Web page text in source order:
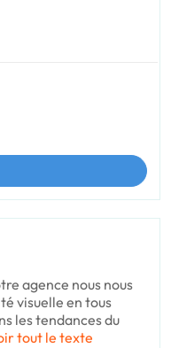
agence nous nous
visuelle en tous
les tendances du
tout le texte